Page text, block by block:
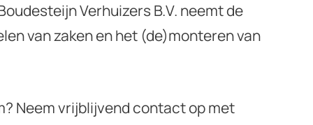
Verhuizers B.V. neemt de
van zaken en het (de)monteren van
Neem vrijblijvend contact op met